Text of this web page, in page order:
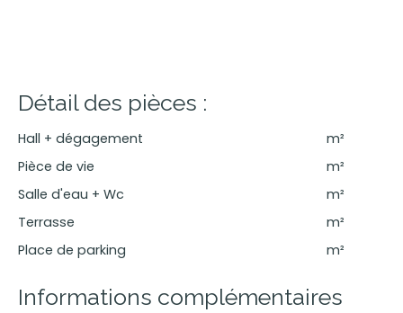
Détail des pièces :
Hall + dégagement
m²
Pièce de vie
m²
Salle d'eau + Wc
m²
Terrasse
m²
Place de parking
m²
Informations complémentaires